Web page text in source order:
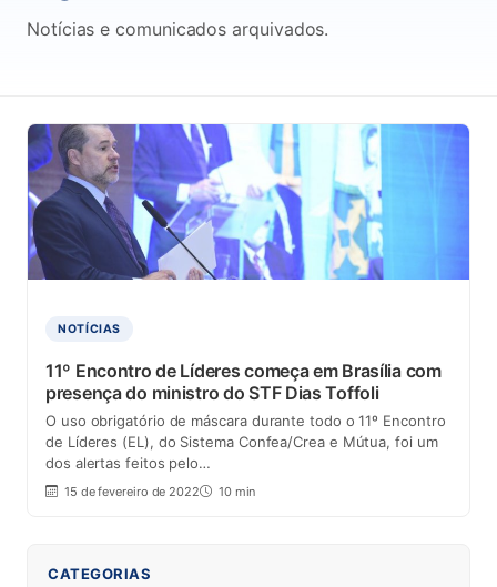
Notícias e comunicados arquivados.
NOTÍCIAS
11º Encontro de Líderes começa em Brasília com
presença do ministro do STF Dias Toffoli
O uso obrigatório de máscara durante todo o 11º Encontro
de Líderes (EL), do Sistema Confea/Crea e Mútua, foi um
dos alertas feitos pelo…
15 de fevereiro de 2022 10 min
CATEGORIAS